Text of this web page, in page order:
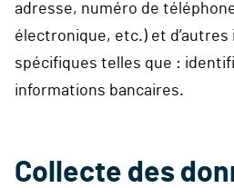
adresse, numéro de
électronique, etc.) et
spécifiques telles que :
informations bancaires.
Collecte des